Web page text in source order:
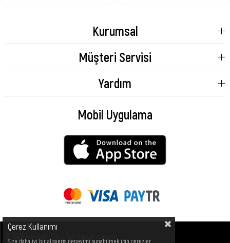
Kurumsal
Müşteri Servisi
Yardım
Mobil Uygulama
Çerez Kullanımı
Size daha iyi bir alışveriş deneyimi sunabilmek için çerezler